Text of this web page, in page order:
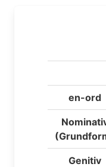
en-ord
Genitiv